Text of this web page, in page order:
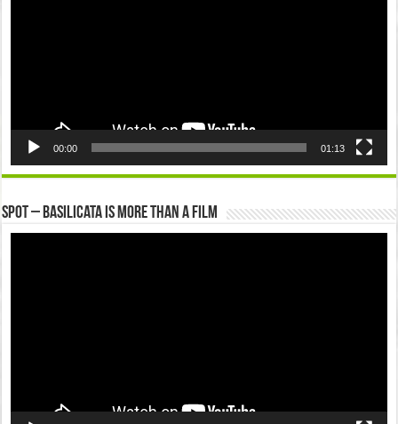
00:00 01:13
Spot – Basilicata is more than a Film